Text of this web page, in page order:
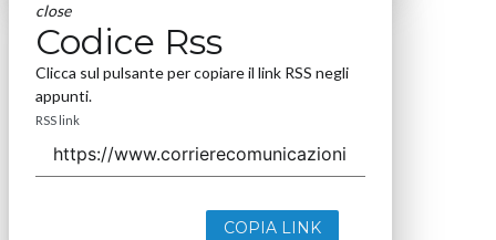
close
Codice Rss
Clicca sul pulsante per copiare il link RSS negli
appunti.
RSS link
COPIA LINK